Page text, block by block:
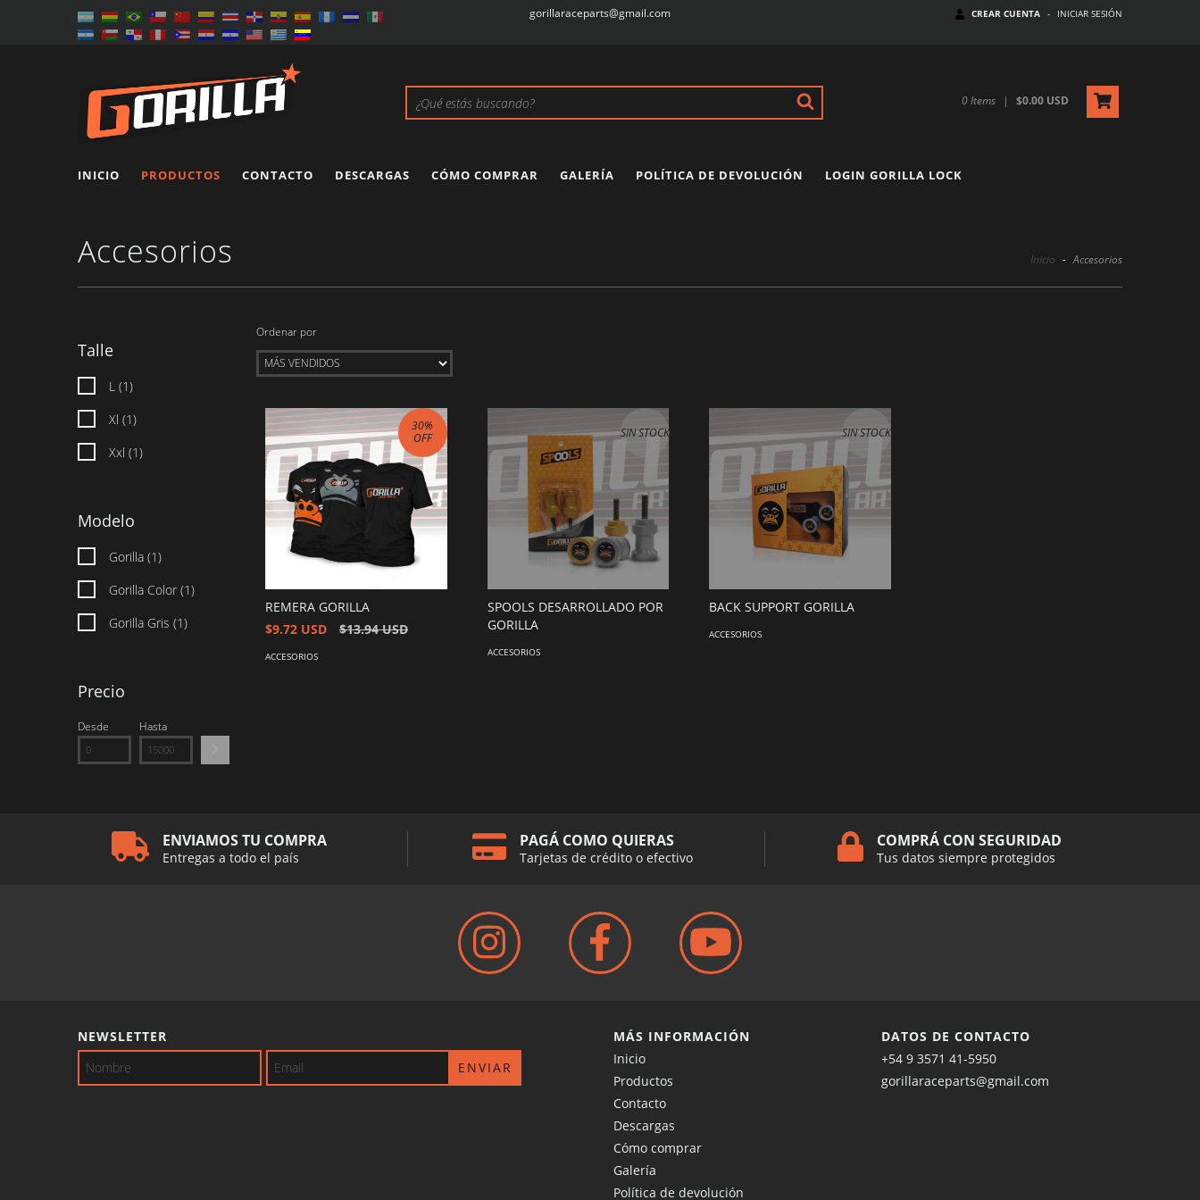
gorillaraceparts@gmail.com CREAR CUENTA - INICIAR SESIÓN
0Items | $0.00 USD
INICIO PRODUCTOS CONTACTO DESCARGAS CÓMO COMPRAR GALERÍA POLÍTICA DE DEVOLUCIÓN LOGIN GORILLA LOCK
Accesorios Inicio - Accesorios
Talle
L (1)
Xl (1)
Xxl (1)
Modelo
Gorilla (1)
Gorilla Color (1)
Gorilla Gris (1)
Precio
Desde Hasta
Ordenar por
30%
OFF
REMERA GORILLA
$9.72 USD
$13.94 USD
ACCESORIOS
SIN STOCK
SPOOLS DESARROLLADO POR
GORILLA
ACCESORIOS
SIN STOCK
BACK SUPPORT GORILLA
ACCESORIOS
ENVIAMOS TU COMPRA
Entregas a todo el país
PAGÁ COMO QUIERAS
Tarjetas de crédito o efectivo
COMPRÁ CON SEGURIDAD
Tus datos siempre protegidos
NEWSLETTER
MÁS INFORMACIÓN
Inicio
Productos
Contacto
Descargas
Cómo comprar
Galería
Política de devolución
DATOS DE CONTACTO
+54 9 3571 41-5950
gorillaraceparts@gmail.com